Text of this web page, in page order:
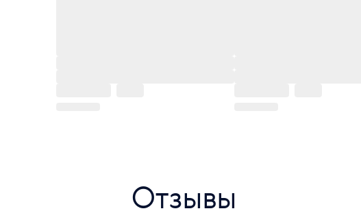
Отзывы